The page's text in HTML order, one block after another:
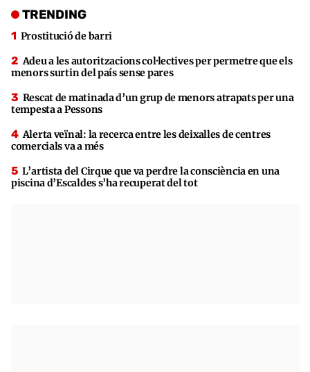
TRENDING
Prostitució de barri
Adeu a les autoritzacions col·lectives per permetre que els
menors surtin del país sense pares
Rescat de matinada d’un grup de menors atrapats per una
tempesta a Pessons
Alerta veïnal: la recerca entre les deixalles de centres
comercials va a més
L’artista del Cirque que va perdre la consciència en una
piscina d’Escaldes s’ha recuperat del tot